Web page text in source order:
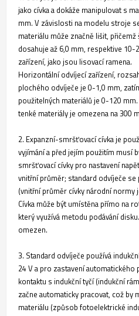
jako cívka a dokáže manipulovat s
mm. V závislosti na modelu stroje
materiálu může značně lišit,
dosahuje až 6,0 mm, respektive
zařízení, jako jsou lisovací ramena.
Horizontální odvíjecí zařízení,
plochého odvíječe je 0-1,0 mm,
použitelných materiálů je 0-120
tenké materiály je omezena na 300
2. Expanzní-smršťovací cívka je
vyjímání a před jejím použitím musí
smršťovací cívky pro nastavení
vnitřní průměr; standard odvíječe
(vnitřní průměr cívky národní normy
Cívka může být umístěna přímo na
který využívá metodu podávání
omezen.
3. Standard odvíječe používá
24 V a pro zastavení
kontaktu s indukční tyčí (indukční
začne automaticky pracovat, což by
materiálu (způsob fotoelektrické